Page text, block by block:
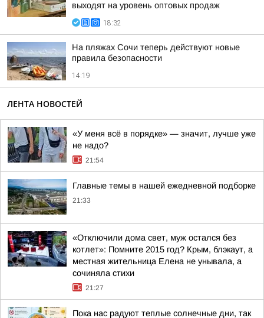
выходят на уровень оптовых продаж
18:32
На пляжах Сочи теперь действуют новые
правила безопасности
14:19
ЛЕНТА НОВОСТЕЙ
«У меня всё в порядке» — значит, лучше уже
не надо?
21:54
Главные темы в нашей ежедневной подборке
21:33
«Отключили дома свет, муж остался без
котлет»: Помните 2015 год? Крым, блэкаут, а
местная жительница Елена не унывала, а
сочиняла стихи
21:27
Пока нас радуют теплые солнечные дни, так